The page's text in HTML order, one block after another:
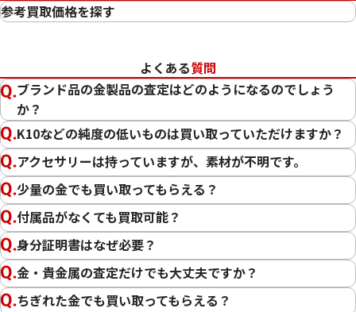
参考買取価格を探す
22金（K22）
21.6金（K21.6）
20金（K20）
18金（K18）
14金（K14）
12金（K12）
10金（K10）
金
プラチナ
よくある質問
ブランド品の金製品の査定はどのようになるのでしょう
か？
K10などの純度の低いものは買い取っていただけますか？
アクセサリーは持っていますが、素材が不明です。
少量の金でも買い取ってもらえる？
付属品がなくても買取可能？
身分証明書はなぜ必要？
金・貴金属の査定だけでも大丈夫ですか？
ちぎれた金でも買い取ってもらえる？